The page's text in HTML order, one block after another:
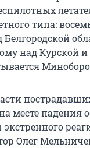
типа:
над Курской и
месте падения
Олег